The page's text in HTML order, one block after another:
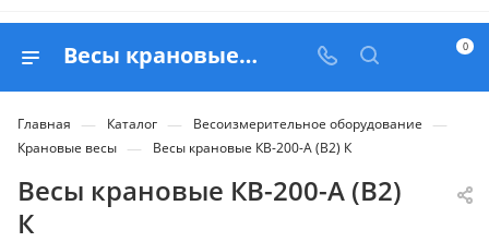
Весы крановые КВ-200-А (В2) К - купить в Белапекс 0
Главная — Каталог — Весоизмерительное оборудование —
Крановые весы — Весы крановые КВ-200-А (В2) К
Весы крановые КВ-200-А (В2)
К